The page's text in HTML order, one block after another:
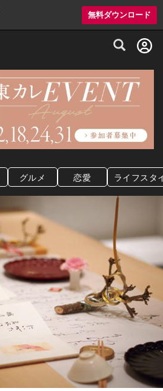
無料ダウンロード
グルメ情報・プレミアムレストラン予約
グルメ 恋愛 ライフスタ